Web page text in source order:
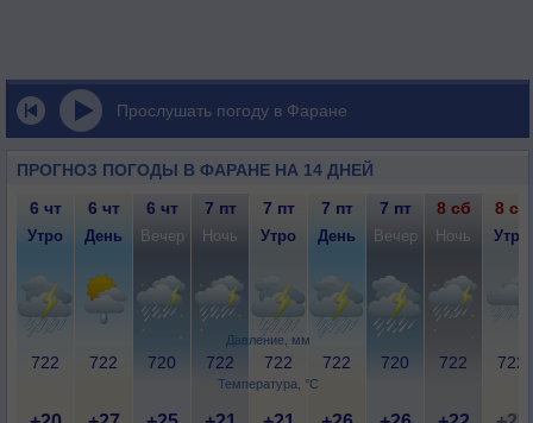
Прослушать погоду в Фаране
ПРОГНОЗ ПОГОДЫ В ФАРАНЕ НА 14 ДНЕЙ
Давление, мм
Температура, °C
6 чт 6 чт 6 чт 7 пт 7 пт 7 пт 7 пт 8 сб 8 сб
Утро День Вечер Ночь Утро День Вечер Ночь Утро
722 722 720 722 722 722 720 722 722